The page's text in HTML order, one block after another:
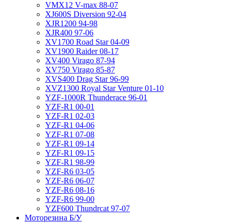
VMX12 V-max 88-07
XJ600S Diversion 92-04
XJR1200 94-98
XJR400 97-06
XV1700 Road Star 04-09
XV1900 Raider 08-17
XV400 Virago 87-94
XV750 Virago 85-87
XVS400 Drag Star 96-99
XVZ1300 Royal Star Venture 01-10
YZF-1000R Thunderace 96-01
YZF-R1 00-01
YZF-R1 02-03
YZF-R1 04-06
YZF-R1 07-08
YZF-R1 09-14
YZF-R1 09-15
YZF-R1 98-99
YZF-R6 03-05
YZF-R6 06-07
YZF-R6 08-16
YZF-R6 99-00
YZF600 Thundrcat 97-07
Моторезина Б/У